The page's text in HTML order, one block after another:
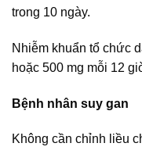
trong 10 ngày.
Nhiễm khuẩn tổ chức
hoặc 500 mg mỗi 12
Bệnh nhân suy gan
Không cần chỉnh liều